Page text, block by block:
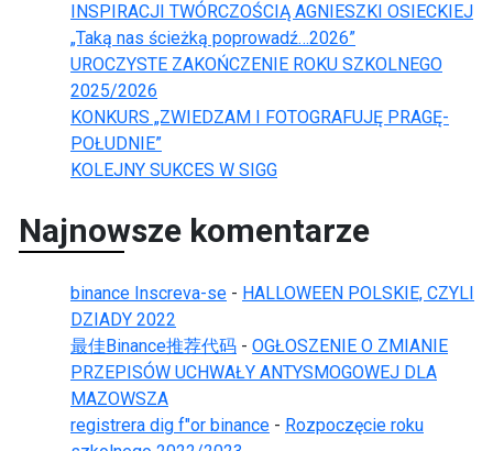
INSPIRACJI TWÓRCZOŚCIĄ AGNIESZKI OSIECKIEJ
„Taką nas ścieżką poprowadź…2026”
UROCZYSTE ZAKOŃCZENIE ROKU SZKOLNEGO
2025/2026
KONKURS „ZWIEDZAM I FOTOGRAFUJĘ PRAGĘ-
POŁUDNIE”
KOLEJNY SUKCES W SIGG
Najnowsze komentarze
binance Inscreva-se - HALLOWEEN POLSKIE, CZYLI
DZIADY 2022
最佳Binance推荐代码 - OGŁOSZENIE O ZMIANIE
PRZEPISÓW UCHWAŁY ANTYSMOGOWEJ DLA
MAZOWSZA
registrera dig f"or binance - Rozpoczęcie roku